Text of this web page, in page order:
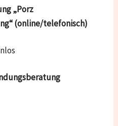
„Porz
(online/telefonisch)